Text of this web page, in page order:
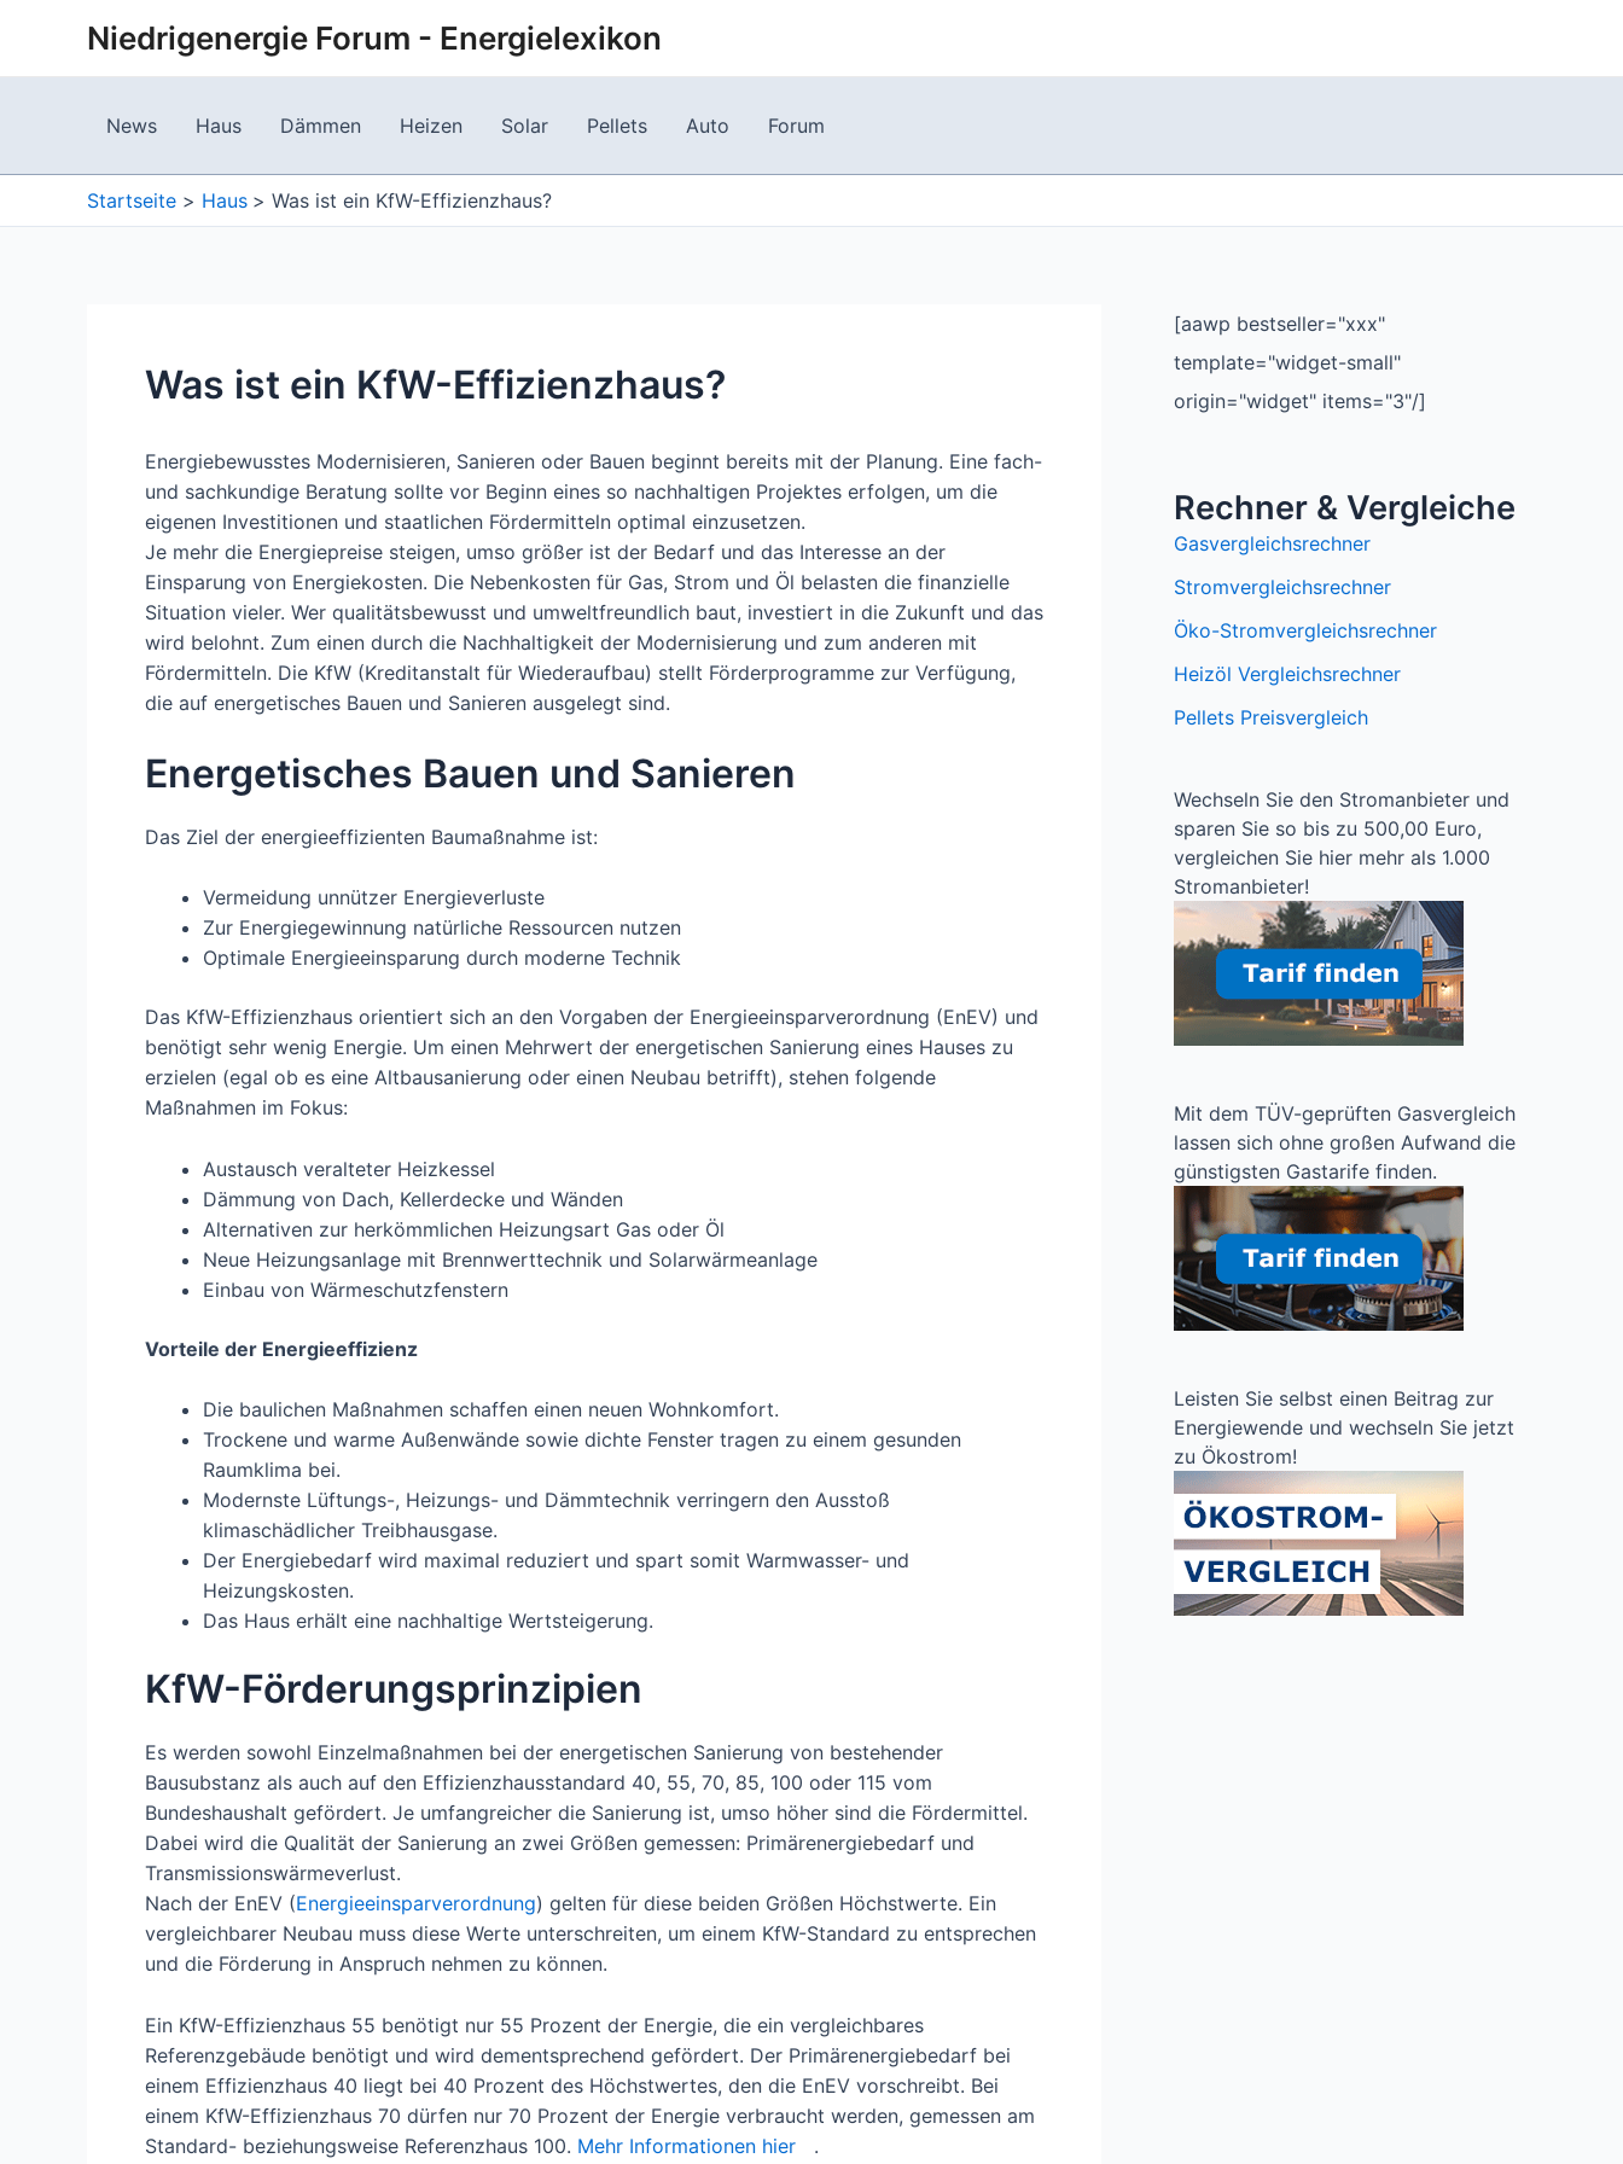
springen
Niedrigenergie Forum - Energielexikon
News Haus Dämmen Heizen Solar Pellets Auto Forum
Startseite Haus Was ist ein KfW-Effizienzhaus?
Was ist ein KfW-Effizienzhaus?
Energiebewusstes Modernisieren, Sanieren oder Bauen beginnt bereits mit der Planung. Eine fach-
und sachkundige Beratung sollte vor Beginn eines so nachhaltigen Projektes erfolgen, um die
eigenen Investitionen und staatlichen Fördermitteln optimal einzusetzen.
Je mehr die Energiepreise steigen, umso größer ist der Bedarf und das Interesse an der
Einsparung von Energiekosten. Die Nebenkosten für Gas, Strom und Öl belasten die finanzielle
Situation vieler. Wer qualitätsbewusst und umweltfreundlich baut, investiert in die Zukunft und das
wird belohnt. Zum einen durch die Nachhaltigkeit der Modernisierung und zum anderen mit
Fördermitteln. Die KfW (Kreditanstalt für Wiederaufbau) stellt Förderprogramme zur Verfügung,
die auf energetisches Bauen und Sanieren ausgelegt sind.
Energetisches Bauen und Sanieren
Das Ziel der energieeffizienten Baumaßnahme ist:
Vermeidung unnützer Energieverluste
Zur Energiegewinnung natürliche Ressourcen nutzen
Optimale Energieeinsparung durch moderne Technik
Das KfW-Effizienzhaus orientiert sich an den Vorgaben der Energieeinsparverordnung (EnEV) und
benötigt sehr wenig Energie. Um einen Mehrwert der energetischen Sanierung eines Hauses zu
erzielen (egal ob es eine Altbausanierung oder einen Neubau betrifft), stehen folgende
Maßnahmen im Fokus:
Austausch veralteter Heizkessel
Dämmung von Dach, Kellerdecke und Wänden
Alternativen zur herkömmlichen Heizungsart Gas oder Öl
Neue Heizungsanlage mit Brennwerttechnik und Solarwärmeanlage
Einbau von Wärmeschutzfenstern
Vorteile der Energieeffizienz
Die baulichen Maßnahmen schaffen einen neuen Wohnkomfort.
Trockene und warme Außenwände sowie dichte Fenster tragen zu einem gesunden
Raumklima bei.
Modernste Lüftungs-, Heizungs- und Dämmtechnik verringern den Ausstoß
klimaschädlicher Treibhausgase.
Der Energiebedarf wird maximal reduziert und spart somit Warmwasser- und
Heizungskosten.
Das Haus erhält eine nachhaltige Wertsteigerung.
KfW-Förderungsprinzipien
Es werden sowohl Einzelmaßnahmen bei der energetischen Sanierung von bestehender
Bausubstanz als auch auf den Effizienzhausstandard 40, 55, 70, 85, 100 oder 115 vom
Bundeshaushalt gefördert. Je umfangreicher die Sanierung ist, umso höher sind die Fördermittel.
Dabei wird die Qualität der Sanierung an zwei Größen gemessen: Primärenergiebedarf und
Transmissionswärmeverlust.
Nach der EnEV (Energieeinsparverordnung) gelten für diese beiden Größen Höchstwerte. Ein
vergleichbarer Neubau muss diese Werte unterschreiten, um einem KfW-Standard zu entsprechen
und die Förderung in Anspruch nehmen zu können.
Ein KfW-Effizienzhaus 55 benötigt nur 55 Prozent der Energie, die ein vergleichbares
Referenzgebäude benötigt und wird dementsprechend gefördert. Der Primärenergiebedarf bei
einem Effizienzhaus 40 liegt bei 40 Prozent des Höchstwertes, den die EnEV vorschreibt. Bei
einem KfW-Effizienzhaus 70 dürfen nur 70 Prozent der Energie verbraucht werden, gemessen am
Standard- beziehungsweise Referenzhaus 100. Mehr Informationen hier
.
[aawp bestseller="xxx"
template="widget-small"
origin="widget" items="3"/]
Rechner & Vergleiche
Gasvergleichsrechner
Stromvergleichsrechner
Öko-Stromvergleichsrechner
Heizöl Vergleichsrechner
Pellets Preisvergleich
Wechseln Sie den Stromanbieter und
sparen Sie so bis zu 500,00 Euro,
vergleichen Sie hier mehr als 1.000
Stromanbieter!
Mit dem TÜV-geprüften Gasvergleich
lassen sich ohne großen Aufwand die
günstigsten Gastarife finden.
Leisten Sie selbst einen Beitrag zur
Energiewende und wechseln Sie jetzt
zu Ökostrom!